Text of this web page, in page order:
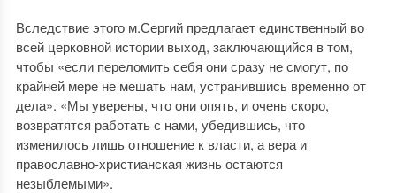
Вследствие этого м.Сергий предлагает единственный во
всей церковной истории выход, заключающийся в том,
чтобы «если переломить себя они сразу не смогут, по
крайней мере не мешать нам, устранившись временно от
дела». «Мы уверены, что они опять, и очень скоро,
возвратятся работать с нами, убедившись, что
изменилось лишь отношение к власти, а вера и
православно-христианская жизнь остаются
незыблемыми».